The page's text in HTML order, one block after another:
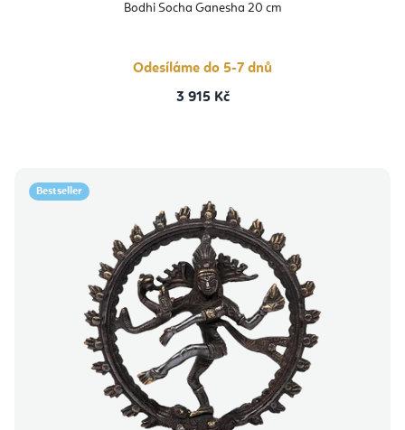
Bodhi Socha Ganesha 20 cm
Odesíláme do 5-7 dnů
3 915 Kč
Bestseller